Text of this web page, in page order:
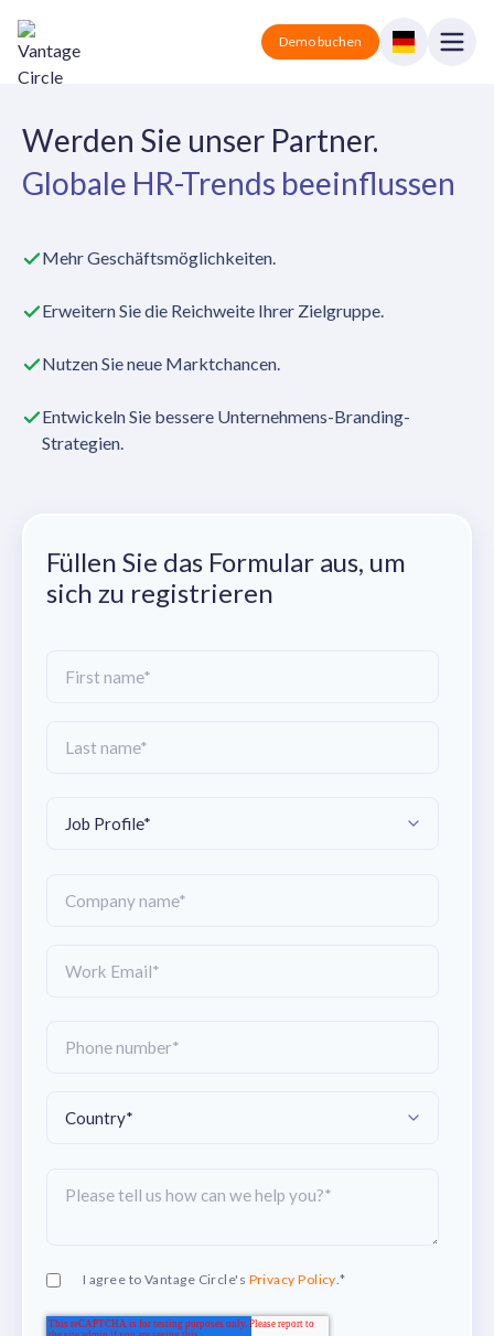
Vantage Circle Demo buchen
Lösungen
Vantage Rewards
Vantage Perks
Gesundheit und Wohlbefinden.
Integration
Integration mit Ihrer HCM/HRIS-Plattform.
Preise
Anmelden
Demo buchen
Werden Sie unser Partner.
Globale HR-Trends beeinflussen
Mehr Geschäftsmöglichkeiten.
Erweitern Sie die Reichweite Ihrer Zielgruppe.
Nutzen Sie neue Marktchancen.
Entwickeln Sie bessere Unternehmens-Branding-
Strategien.
Füllen Sie das Formular aus, um
sich zu registrieren
I agree to Vantage Circle's Privacy Policy .*